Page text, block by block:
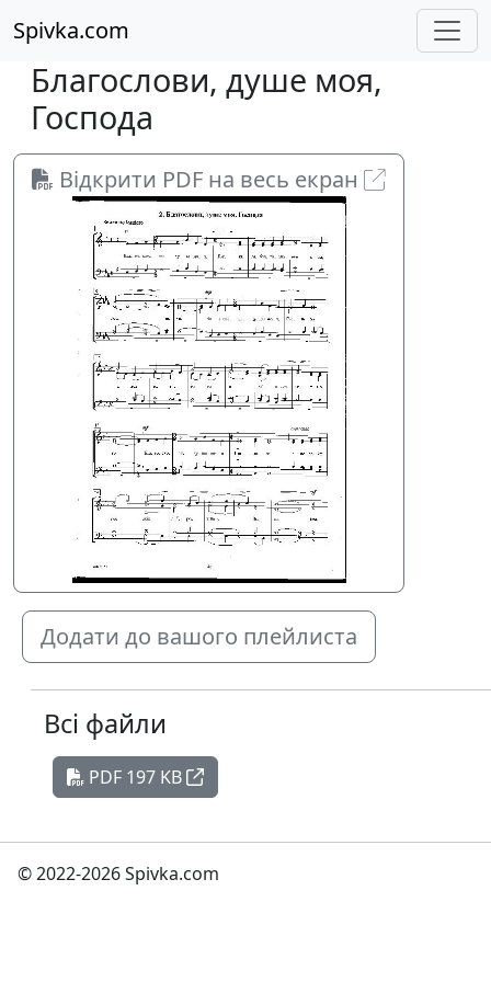
Spivka.com
Благослови, душе моя,
Господа
Відкрити PDF на весь екран
Додати до вашого плейлиста
Всі файли
PDF 197 KB
© 2022-2026 Spivka.com